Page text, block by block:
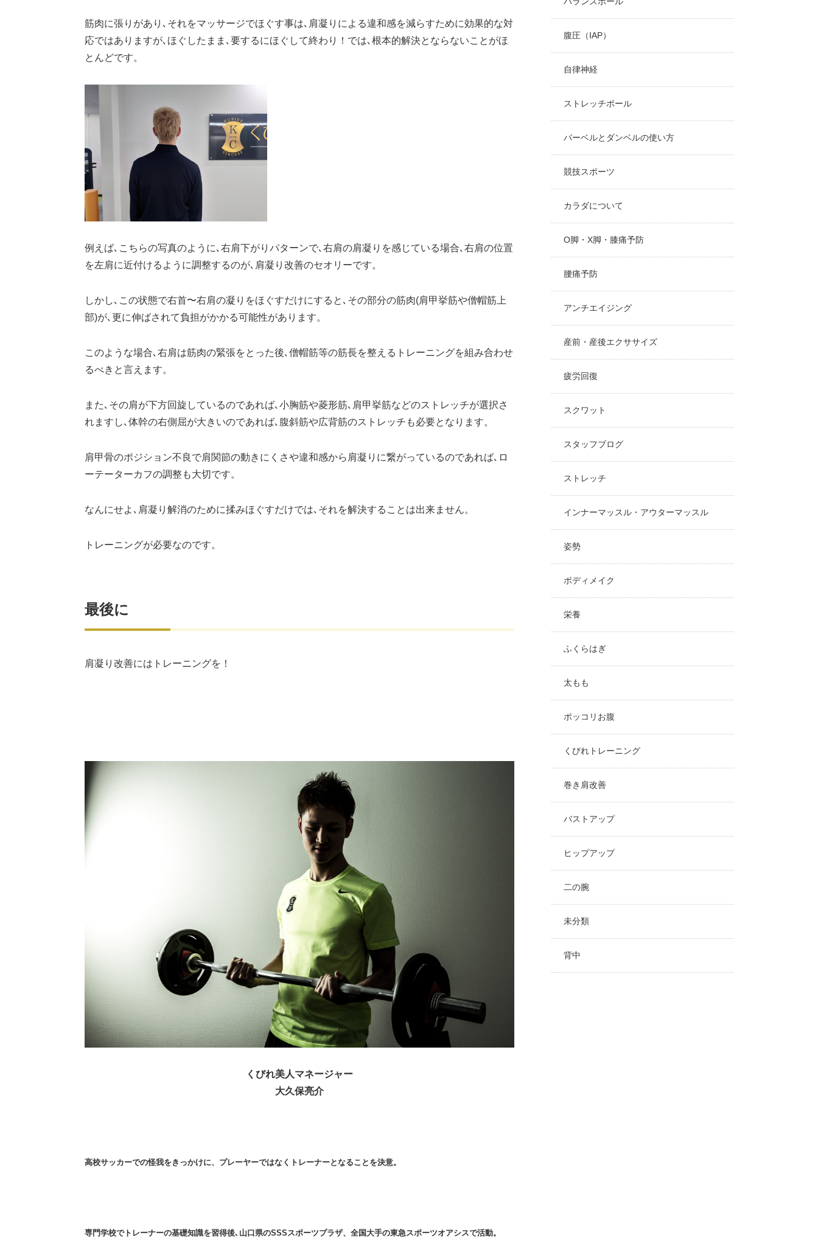
筋肉に張りがあり､それをマッサージでほぐす事は､肩凝りによる違和感を減らすために効果的な対
応ではありますが､ほぐしたまま､要するにほぐして終わり！では､根本的解決とならないことがほ
とんどです。
例えば､こちらの写真のように､右肩下がりパターンで､右肩の肩凝りを感じている場合､右肩の位置
を左肩に近付けるように調整するのが､肩凝り改善のセオリーです。
しかし､この状態で右首〜右肩の凝りをほぐすだけにすると､その部分の筋肉(肩甲挙筋や僧帽筋上
部)が､更に伸ばされて負担がかかる可能性があります。
このような場合､右肩は筋肉の緊張をとった後､僧帽筋等の筋長を整えるトレーニングを組み合わせ
るべきと言えます。
また､その肩が下方回旋しているのであれば､小胸筋や菱形筋､肩甲挙筋などのストレッチが選択さ
れますし､体幹の右側屈が大きいのであれば､腹斜筋や広背筋のストレッチも必要となります。
肩甲骨のポジション不良で肩関節の動きにくさや違和感から肩凝りに繋がっているのであれば､ロ
ーテーターカフの調整も大切です。
なんにせよ､肩凝り解消のために揉みほぐすだけでは､それを解決することは出来ません。
トレーニングが必要なのです。
最後に
肩凝り改善にはトレーニングを！
くびれ美人マネージャー
大久保亮介
高校サッカーでの怪我をきっかけに、プレーヤーではなくトレーナーとなることを決意。
専門学校でトレーナーの基礎知識を習得後､山口県のSSSスポーツプラザ、全国大手の東急スポーツオアシスで活動。
腹圧（IAP）
自律神経
ストレッチポール
バーベルとダンベルの使い方
競技スポーツ
カラダについて
O脚・X脚・膝痛予防
腰痛予防
アンチエイジング
産前・産後エクササイズ
疲労回復
スクワット
スタッフブログ
ストレッチ
インナーマッスル・アウターマッスル
姿勢
ボディメイク
栄養
ふくらはぎ
太もも
ポッコリお腹
くびれトレーニング
巻き肩改善
バストアップ
ヒップアップ
二の腕
未分類
背中